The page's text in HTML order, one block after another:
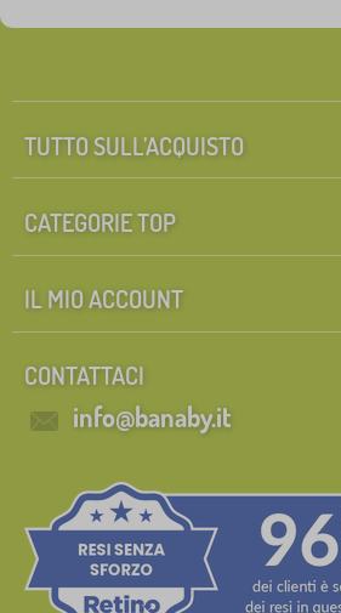
TUTTO SULL’ACQUISTO
CATEGORIE TOP
IL MIO ACCOUNT
CONTATTACI
info@banaby.it